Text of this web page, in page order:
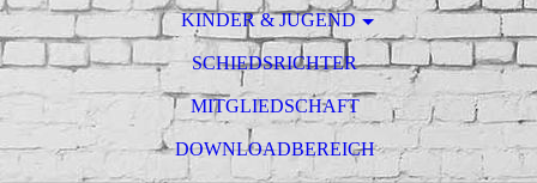
KINDER & JUGEND
SCHIEDSRICHTER
MITGLIEDSCHAFT
DOWNLOADBEREICH